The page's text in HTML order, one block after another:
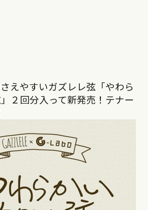
えやすいガズレレ弦「やわら
２回分入って新発売！テナー